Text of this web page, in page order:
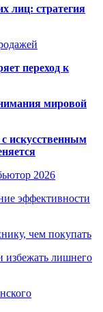
лиц: стратегия
переход к
мировой
искусственным
2026
эффективности
чем покупать
избежать лишнего